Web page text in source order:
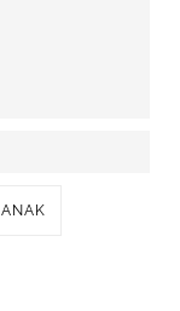
ANAK